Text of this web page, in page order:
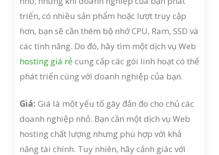
triển, có nhiều sản phẩm hoặc lượt truy cập
hơn, bạn sẽ cần thêm bộ nhớ CPU, Ram, SSD và
các tính năng. Do đó, hãy tìm một dịch vụ Web
hosting giá rẻ cung cấp các gói linh hoạt có thể
phát triển cùng với doanh nghiệp của bạn.
Giá: Giá là một yếu tố gây đắn đo cho chủ các
doanh nghiệp nhỏ. Bạn cần một dịch vụ Web
hosting chất lượng nhưng phù hợp với khả
năng tài chính. Tuy nhiên, hãy cảnh giác với